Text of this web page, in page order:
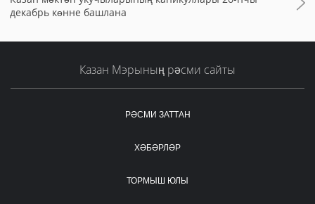
декабрь көнне башлана
Казан Мэрының рәсми сайты
РӘСМИ ЗАТТАН
ХӘБӘРЛӘР
ТОРМЫШ ЮЛЫ